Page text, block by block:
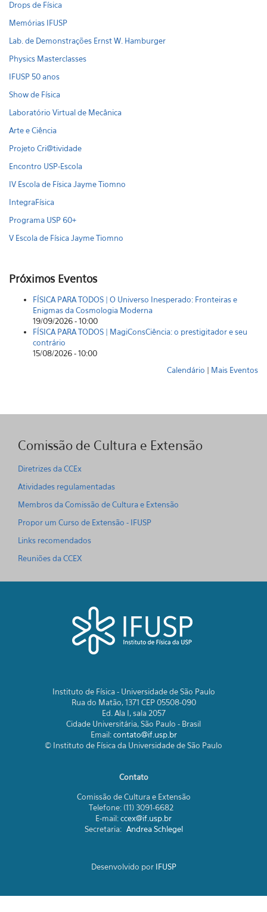
Drops de Física
Memórias IFUSP
Lab. de Demonstrações Ernst W. Hamburger
Physics Masterclasses
IFUSP 50 anos
Show de Física
Laboratório Virtual de Mecânica
Arte e Ciência
Projeto Cri@tividade
Encontro USP-Escola
IV Escola de Física Jayme Tiomno
IntegraFísica
Programa USP 60+
V Escola de Física Jayme Tiomno
Próximos Eventos
FÍSICA PARA TODOS | O Universo Inesperado: Fronteiras e
Enigmas da Cosmologia Moderna
19/09/2026 - 10:00
FÍSICA PARA TODOS | MagiConsCiência: o prestigitador e seu
contrário
15/08/2026 - 10:00
Calendário | Mais Eventos
Comissão de Cultura e Extensão
Diretrizes da CCEx
Atividades regulamentadas
Membros da Comissão de Cultura e Extensão
Propor um Curso de Extensão - IFUSP
Links recomendados
Reuniões da CCEX
Instituto de Física - Universidade de São Paulo
Rua do Matão, 1371 CEP 05508-090
Ed. Ala I, sala 2057
Cidade Universitária, São Paulo - Brasil
Email:contato@if.usp.br
© Instituto de Física da Universidade de São Paulo
Contato
Comissão de Cultura e Extensão
Telefone: (11) 3091-6682
E-mail:ccex@if.usp.br
Secretaria: Andrea Schlegel
Desenvolvido por IFUSP